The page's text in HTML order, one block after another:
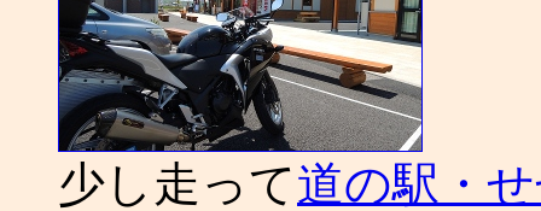
少し走って道の駅・